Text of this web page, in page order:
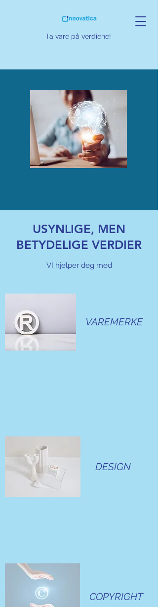
Ta vare på verdiene!
USYNLIGE, MEN
BETYDELIGE VERDIER
VI hjelper deg med
VAREMERKE
DESIGN
COPYRIGHT